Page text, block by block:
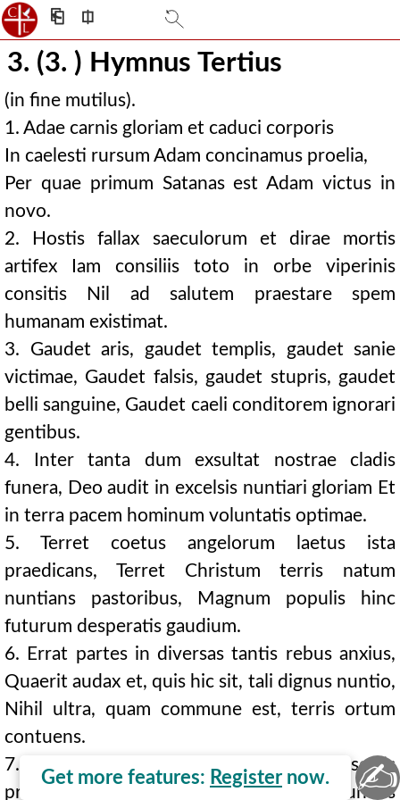
⎗ ⎅
3. (3. ) Hymnus Tertius
(in fine mutilus).
1. Adae carnis gloriam et caduci corporis
In caelesti rursum Adam concinamus proelia,
Per quae primum Satanas est Adam victus in
novo.
2. Hostis fallax saeculorum et dirae mortis
artifex Iam consiliis toto in orbe viperinis
consitis Nil ad salutem praestare spem
humanam existimat.
3. Gaudet aris, gaudet templis, gaudet sanie
victimae, Gaudet falsis, gaudet stupris, gaudet
belli sanguine, Gaudet caeli conditorem ignorari
gentibus.
4. Inter tanta dum exsultat nostrae cladis
funera, Deo audit in excelsis nuntiari gloriam Et
in terra pacem hominum voluntatis optimae.
5. Terret coetus angelorum laetus ista
praedicans, Terret Christum terris natum
nuntians pastoribus, Magnum populis hinc
futurum desperatis gaudium.
6. Errat partes in diversas tantis rebus anxius,
Quaerit audax et, quis hic sit, tali dignus nuntio,
Nihil ultra, quam commune est, terris ortum
contuens.
7. Cernit tamen (his), quod Johannes in desertis
praedicet Aquis mersans in Jordanis cunctis
Get more features: Register now. ✍